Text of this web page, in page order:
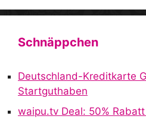
Schnäppchen
Deutschland-Kreditkarte
Startguthaben
waipu.tv Deal: 50%